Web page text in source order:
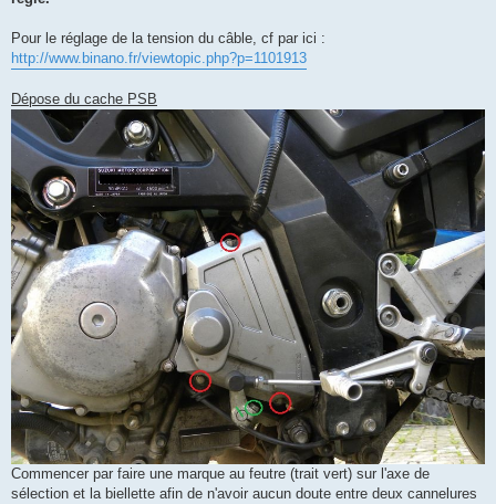
Pour le réglage de la tension du câble, cf par ici :
http://www.binano.fr/viewtopic.php?p=1101913
Dépose du cache PSB
Commencer par faire une marque au feutre (trait vert) sur l'axe de
sélection et la biellette afin de n'avoir aucun doute entre deux cannelures